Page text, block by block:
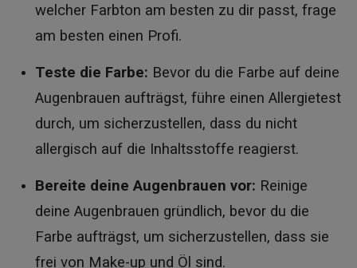
welcher Farbton am besten zu dir passt, frage
am besten einen Profi.
Teste die Farbe: Bevor du die Farbe auf deine
Augenbrauen aufträgst, führe einen Allergietest
durch, um sicherzustellen, dass du nicht
allergisch auf die Inhaltsstoffe reagierst.
Bereite deine Augenbrauen vor: Reinige
deine Augenbrauen gründlich, bevor du die
Farbe aufträgst, um sicherzustellen, dass sie
frei von Make-up und Öl sind.